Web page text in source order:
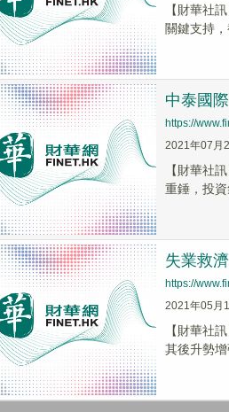
【財華社
關鍵支持
中泰國
https://
2021年07月
【財華社
重錘，投
失業救
https://
2021年05月
【財華社
其後升勢